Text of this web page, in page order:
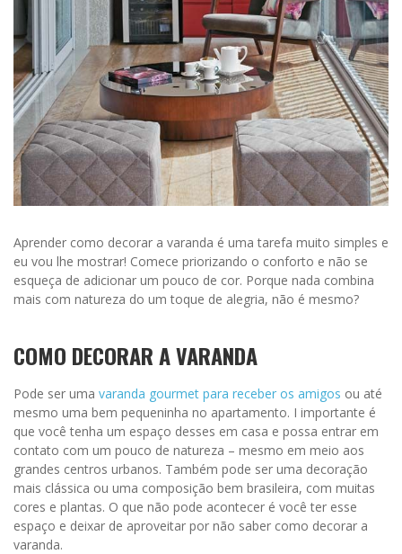
Aprender como decorar a varanda é uma tarefa muito simples e
eu vou lhe mostrar! Comece priorizando o conforto e não se
esqueça de adicionar um pouco de cor. Porque nada combina
mais com natureza do um toque de alegria, não é mesmo?
COMO DECORAR A VARANDA
Pode ser uma varanda gourmet para receber os amigos ou até
mesmo uma bem pequeninha no apartamento. I importante é
que você tenha um espaço desses em casa e possa entrar em
contato com um pouco de natureza – mesmo em meio aos
grandes centros urbanos. Também pode ser uma decoração
mais clássica ou uma composição bem brasileira, com muitas
cores e plantas. O que não pode acontecer é você ter esse
espaço e deixar de aproveitar por não saber como decorar a
varanda.